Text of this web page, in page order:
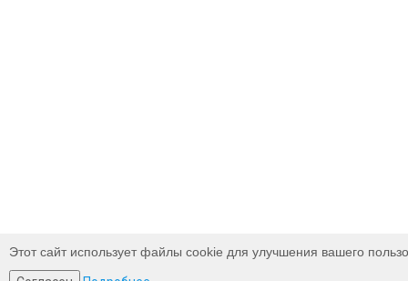
Этот сайт использует файлы cookie для улучшения вашего